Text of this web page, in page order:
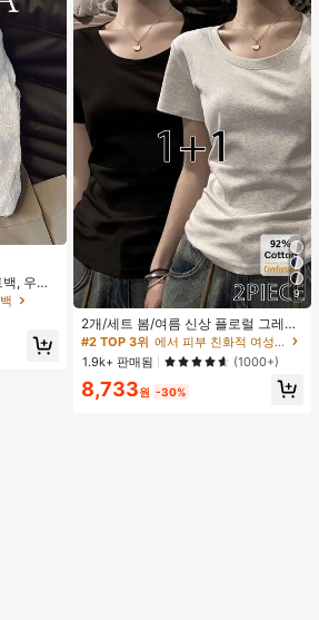
, 우아
여성
9
2개/세트 봄/여름 신상 플로럴 그레이
+ 블랙 반팔 티셔츠, 여성 슬림핏 솔리
드 컬러 언더셔츠 캐주얼
#2 TOP 3위
에서 피부 친화적 여성 상의, 블라우스 & 티
높은 재방문 고객
#2 TOP 3위
에서 피부 친화적 여성 상의, 블라우스 & 티
높은 재방문 고객
#2 TOP 3위
에서 피부 친화적 여성 상의, 블라우스 & 티
높은 재방문 고객
#2 TOP 3위
에서 피부 친화적 여성 상의, 블라우스 & 티
높은 재방문 고객
1.9k+ 판매됨 (1000+)
8,733원 -30%